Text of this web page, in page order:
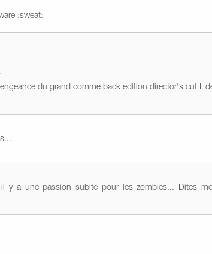
:sweat:
du grand comme back edition director's cut II
y a une passion subite pour les zombies... Dites